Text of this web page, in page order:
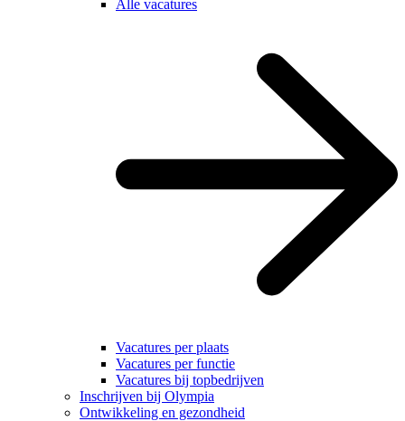
Alle vacatures
Vacatures per plaats
Vacatures per functie
Vacatures bij topbedrijven
Inschrijven bij Olympia
Ontwikkeling en gezondheid